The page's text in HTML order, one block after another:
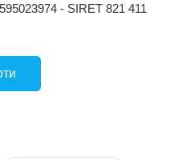
- SIRET 821 411